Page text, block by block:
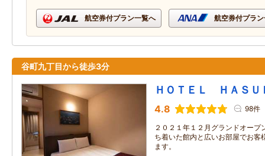
航空券付プラン一覧へ 航空券付プラ
谷町九丁目から徒歩3分
ＨＯＴＥＬ ＨＡＳＵ
4.8 98件
２０２１年１２月グランドオープ
ち着いた館内と広いお部屋でお客
ます。